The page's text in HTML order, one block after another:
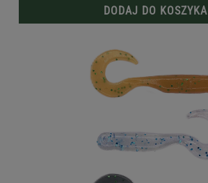
DODAJ DO KOSZYKA